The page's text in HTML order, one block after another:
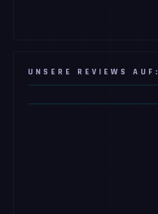
UNSERE REVIEWS AUF: